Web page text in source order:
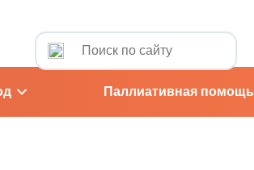
Паллиативная помощь